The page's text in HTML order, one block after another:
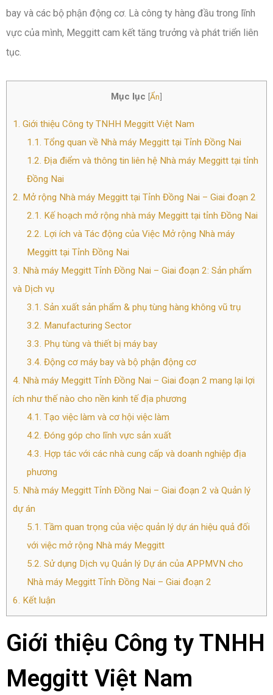
bay và các bộ phận động cơ. Là công ty hàng đầu trong lĩnh
vực của mình, Meggitt cam kết tăng trưởng và phát triển liên
tục.
Mục lục [Ẩn]
1. Giới thiệu Công ty TNHH Meggitt Việt Nam
1.1. Tổng quan về Nhà máy Meggitt tại Tỉnh Đồng Nai
1.2. Địa điểm và thông tin liên hệ Nhà máy Meggitt tại tỉnh
Đồng Nai
2. Mở rộng Nhà máy Meggitt tại Tỉnh Đồng Nai – Giai đoạn 2
2.1. Kế hoạch mở rộng nhà máy Meggitt tại tỉnh Đồng Nai
2.2. Lợi ích và Tác động của Việc Mở rộng Nhà máy
Meggitt tại Tỉnh Đồng Nai
3. Nhà máy Meggitt Tỉnh Đồng Nai – Giai đoạn 2: Sản phẩm
và Dịch vụ
3.1. Sản xuất sản phẩm & phụ tùng hàng không vũ trụ
3.2. Manufacturing Sector
3.3. Phụ tùng và thiết bị máy bay
3.4. Động cơ máy bay và bộ phận động cơ
4. Nhà máy Meggitt Tỉnh Đồng Nai – Giai đoạn 2 mang lại lợi
ích như thế nào cho nền kinh tế địa phương
4.1. Tạo việc làm và cơ hội việc làm
4.2. Đóng góp cho lĩnh vực sản xuất
4.3. Hợp tác với các nhà cung cấp và doanh nghiệp địa
phương
5. Nhà máy Meggitt Tỉnh Đồng Nai – Giai đoạn 2 và Quản lý
dự án
5.1. Tầm quan trọng của việc quản lý dự án hiệu quả đối
với việc mở rộng Nhà máy Meggitt
5.2. Sử dụng Dịch vụ Quản lý Dự án của APPMVN cho
Nhà máy Meggitt Tỉnh Đồng Nai – Giai đoạn 2
6. Kết luận
Giới thiệu Công ty TNHH
Meggitt Việt Nam